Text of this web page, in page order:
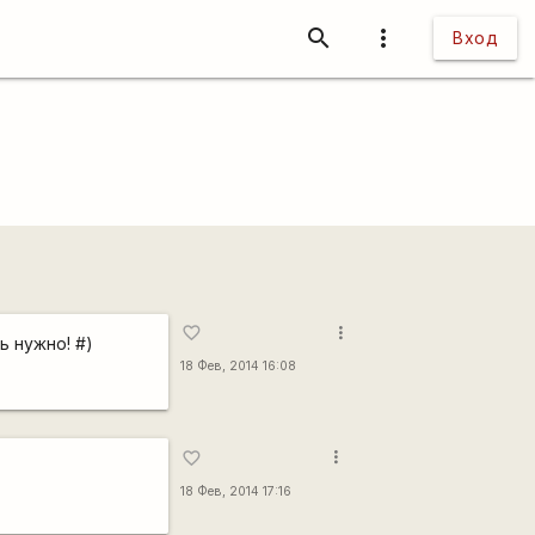
more_vert Вход
search
нужно! #)
favorite_border
18 Фев, 2014 16:08
more_vert
favorite_border
18 Фев, 2014 17:16
more_vert